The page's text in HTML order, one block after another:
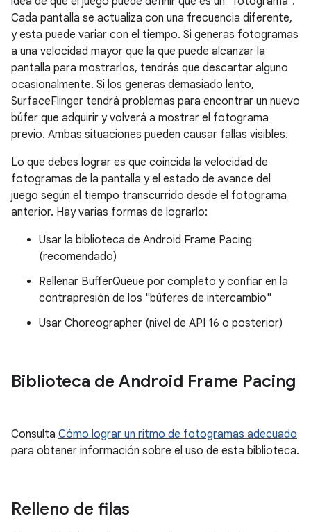
Cada pantalla se actualiza con una frecuencia diferente,
y esta puede variar con el tiempo. Si generas fotogramas
a una velocidad mayor que la que puede alcanzar la
pantalla para mostrarlos, tendrás que descartar alguno
ocasionalmente. Si los generas demasiado lento,
SurfaceFlinger tendrá problemas para encontrar un nuevo
búfer que adquirir y volverá a mostrar el fotograma
previo. Ambas situaciones pueden causar fallas visibles.
Lo que debes lograr es que coincida la velocidad de
fotogramas de la pantalla y el estado de avance del
juego según el tiempo transcurrido desde el fotograma
anterior. Hay varias formas de lograrlo:
Usar la biblioteca de Android Frame Pacing
(recomendado)
Rellenar BufferQueue por completo y confiar en la
contrapresión de los "búferes de intercambio"
Usar Choreographer (nivel de API 16 o posterior)
Biblioteca de Android Frame Pacing
Consulta Cómo lograr un ritmo de fotogramas adecuado
para obtener información sobre el uso de esta biblioteca.
Relleno de filas